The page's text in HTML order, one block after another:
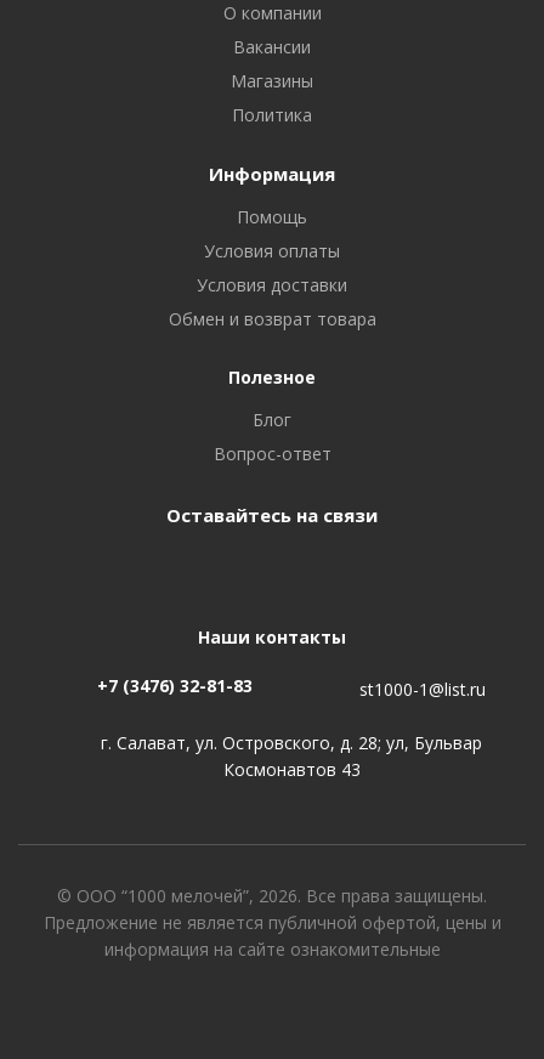
О компании
Вакансии
Магазины
Политика
Информация
Помощь
Условия оплаты
Условия доставки
Обмен и возврат товара
Полезное
Блог
Вопрос-ответ
Оставайтесь на связи
Наши контакты
+7 (3476) 32-81-83 st1000-1@list.ru
г. Салават, ул. Островского, д. 28; ул, Бульвар
Космонавтов 43
© ООО “1000 мелочей”, 2026. Все права защищены.
Предложение не является публичной офертой, цены и
информация на сайте ознакомительные